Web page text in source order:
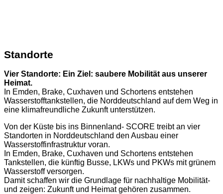
Standorte
Vier Standorte: Ein Ziel: saubere Mobilität aus unserer
Heimat.
In Emden, Brake, Cuxhaven und Schortens entstehen
Wasserstofftankstellen, die Norddeutschland auf dem Weg in
eine klimafreundliche Zukunft unterstützen.
Von der Küste bis ins Binnenland- SCORE treibt an vier
Standorten in Norddeutschland den Ausbau einer
Wasserstoffinfrastruktur voran.
In Emden, Brake, Cuxhaven und Schortens entstehen
Tankstellen, die künftig Busse, LKWs und PKWs mit grünem
Wasserstoff versorgen.
Damit schaffen wir die Grundlage für nachhaltige Mobilität-
und zeigen: Zukunft und Heimat gehören zusammen.